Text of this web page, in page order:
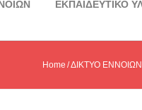
ΕΚΠΑΙΔΕΥΤΙΚΟ
Home ΔΙΚΤΥΟ ΕΝΝΟΙΩΝ